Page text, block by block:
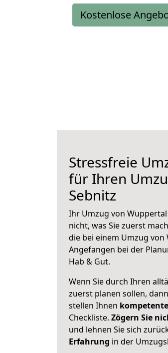
Kostenlose
Stressfreie
für Ihren
Sebnitz
Ihr Umzug von
nicht, was Sie zuerst
die bei einem Umzug
Angefangen bei der
Hab & Gut.
Wenn Sie durch Ihren
zuerst planen sollen,
stellen Ihnen
Checkliste. Zögern Sie
und lehnen Sie sich
Erfahrung in der